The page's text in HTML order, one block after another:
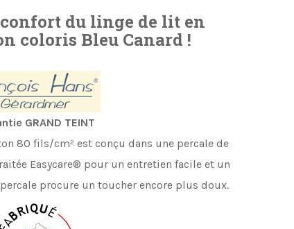
du linge de lit en
coloris Bleu Canard !
GRAND TEINT
80 fils/cm² est conçu dans une percale de
Easycare® pour un entretien facile et un
procure un toucher encore plus doux.